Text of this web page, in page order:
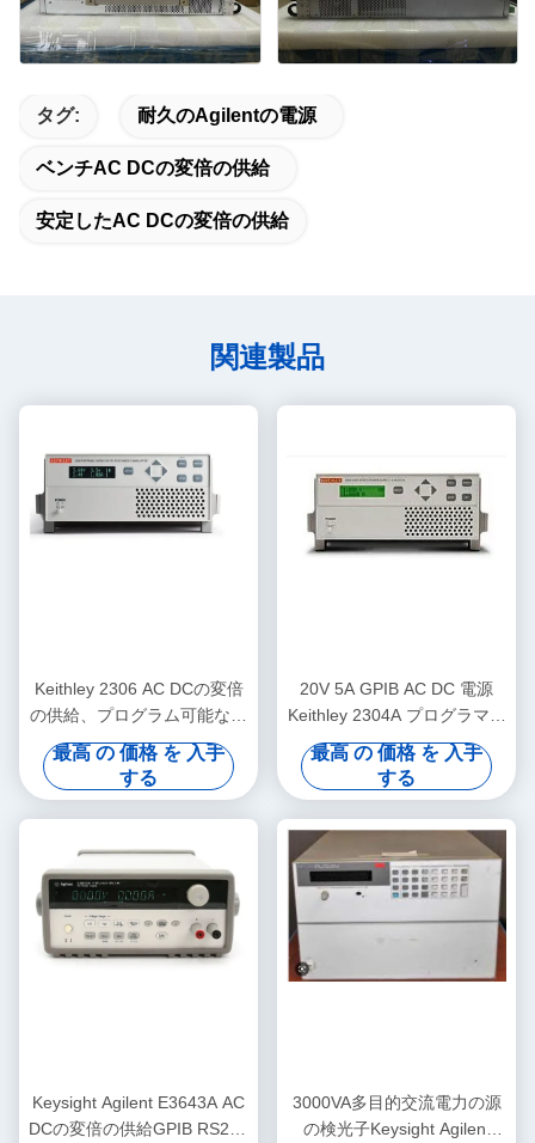
タグ: 耐久のAgilentの電源
ベンチAC DCの変倍の供給
安定したAC DCの変倍の供給
関連製品
Keithley 2306 AC DCの変倍
の供給、プログラム可能な充
電器の検光子
最高 の 価格 を 入手
する
20V 5A GPIB AC DC 電源
Keithley 2304A プログラマブ
ル機器
最高 の 価格 を 入手
する
Keysight Agilent E3643A AC
DCの変倍の供給GPIB RS232
3000VA多目的交流電力の源
の検光子Keysight Agilent